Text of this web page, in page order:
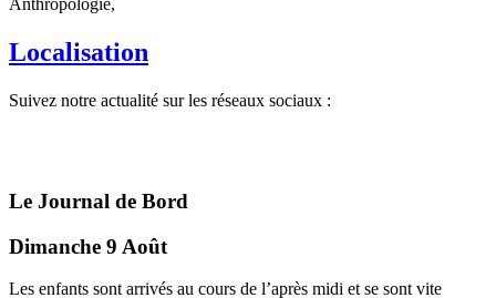
Localisation
Suivez notre actualité sur les réseaux sociaux :
Le Journal de Bord
Dimanche 9 Août
Les enfants sont arrivés au cours de l’après midi et se sont vite